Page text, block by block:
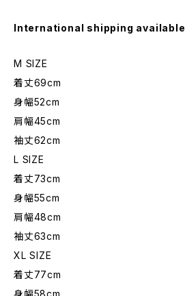
International shipping available
M SIZE
着丈69cm
身幅52cm
肩幅45cm
袖丈62cm
L SIZE
着丈73cm
身幅55cm
肩幅48cm
袖丈63cm
XL SIZE
着丈77cm
身幅58cm